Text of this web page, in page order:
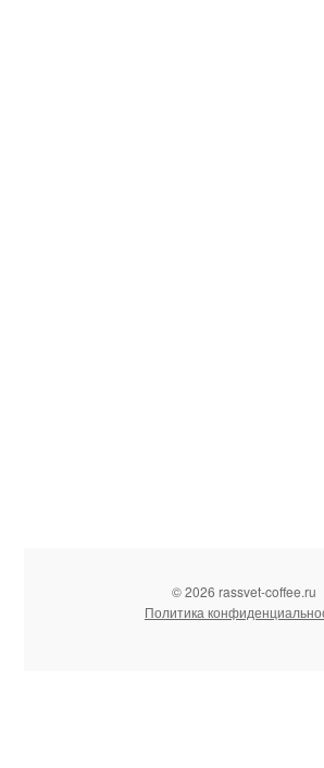
© 2026 rassvet-coffee.ru
Политика